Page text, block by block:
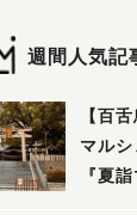
週間人気記
【百
マル
『夏